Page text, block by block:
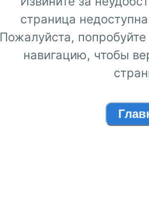
страница
Пожалуйста,
навигацию, чтобы